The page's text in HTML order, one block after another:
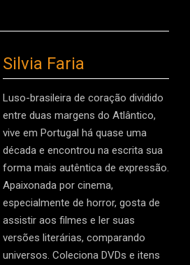
Silvia Faria
Luso-brasileira de coração dividido
entre duas margens do Atlântico,
vive em Portugal há quase uma
década e encontrou na escrita sua
forma mais autêntica de expressão.
Apaixonada por cinema,
especialmente de horror, gosta de
assistir aos filmes e ler suas
versões literárias, comparando
universos. Coleciona DVDs e itens